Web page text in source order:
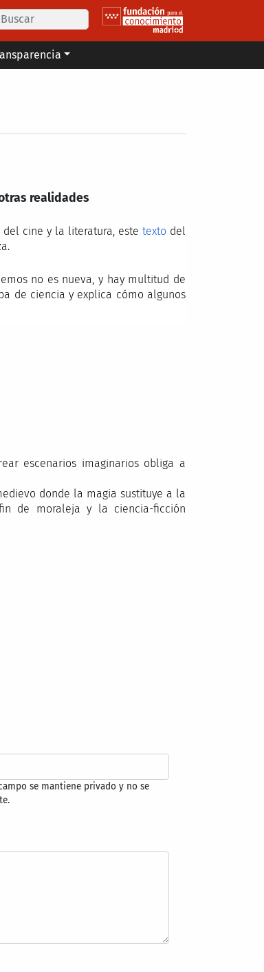
Search
realidades
cine y la literatura, este texto del
no es nueva, y hay multitud de
de ciencia y explica cómo algunos
escenarios imaginarios obliga a
donde la magia sustituye a la
de moraleja y la ciencia-ficción
se mantiene privado y no se